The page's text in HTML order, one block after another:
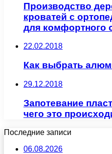
Производство
кроватей с
для комфортного
22.02.2018
Как выбрать
29.12.2018
Запотевание
чего это
Последние записи
06.08.2026